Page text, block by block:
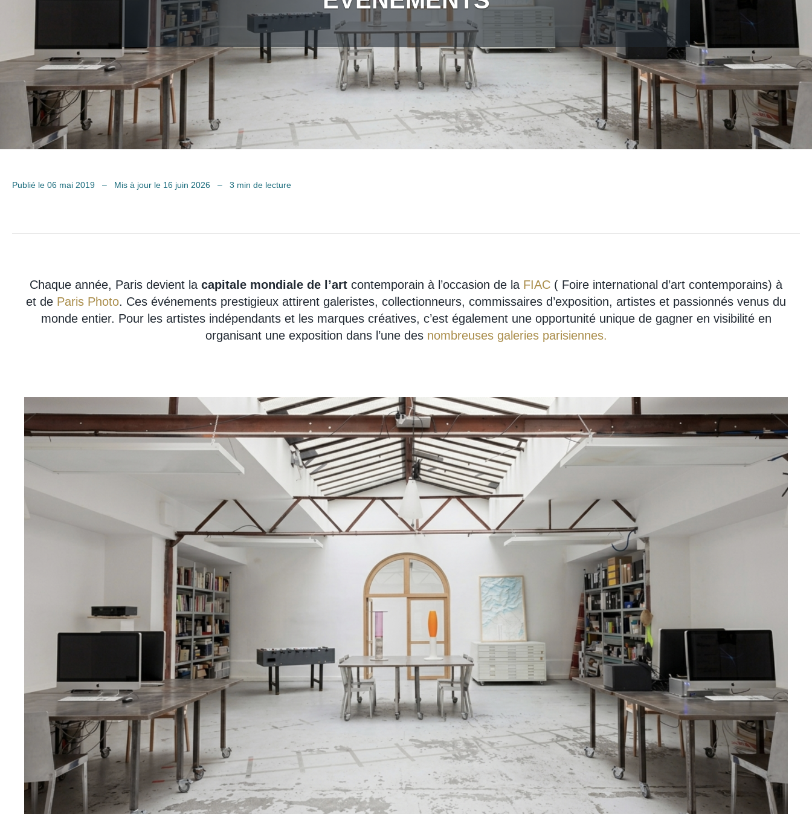
Publié le 06 mai 2019 – Mis à jour le 16 juin 2026 – 3 min de lecture
Chaque année, Paris devient la capitale mondiale de l’art contemporain à l’occasion de la FIAC ( Foire international d’art contemporains) à
et de Paris Photo. Ces événements prestigieux attirent galeristes, collectionneurs, commissaires d’exposition, artistes et passionnés venus du
monde entier. Pour les artistes indépendants et les marques créatives, c’est également une opportunité unique de gagner en visibilité en
organisant une exposition dans l’une desnombreuses galeries parisiennes.